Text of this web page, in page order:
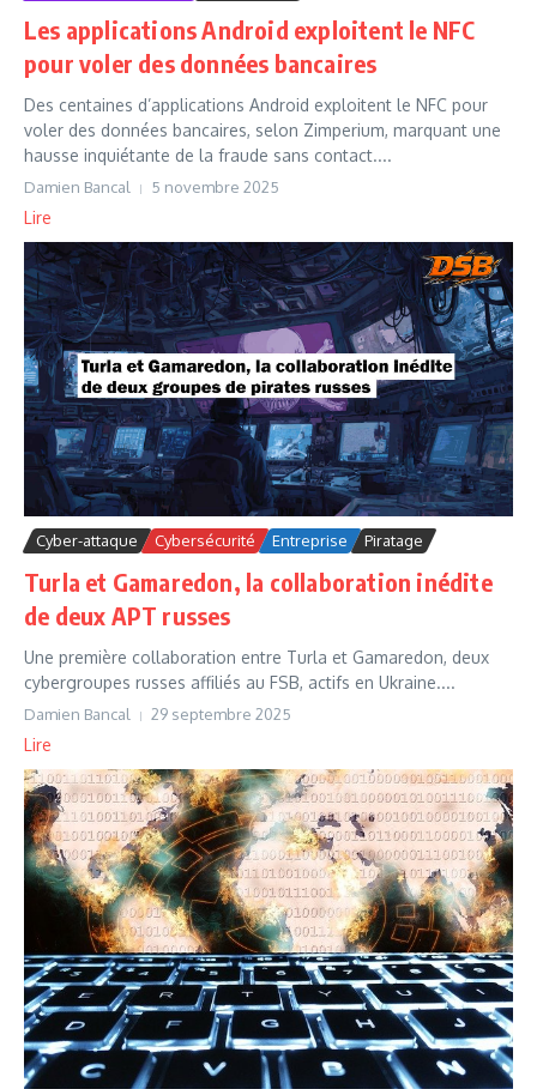
Les applications Android exploitent le NFC
pour voler des données bancaires
Des centaines d’applications Android exploitent le NFC pour
voler des données bancaires, selon Zimperium, marquant une
hausse inquiétante de la fraude sans contact....
Damien Bancal 5 novembre 2025
Lire
Cyber-attaque Cybersécurité Entreprise Piratage
Turla et Gamaredon, la collaboration inédite
de deux APT russes
Une première collaboration entre Turla et Gamaredon, deux
cybergroupes russes affiliés au FSB, actifs en Ukraine....
Damien Bancal 29 septembre 2025
Lire